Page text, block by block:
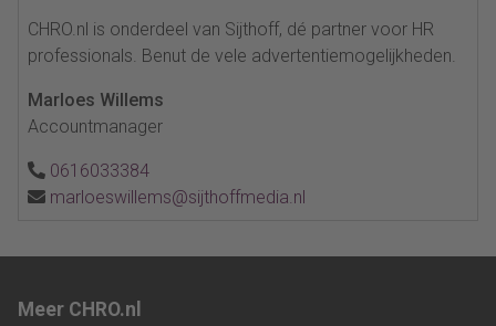
CHRO.nl is onderdeel van Sijthoff, dé partner voor HR
professionals. Benut de vele advertentiemogelijkheden.
Marloes Willems
Accountmanager
0616033384
marloeswillems@sijthoffmedia.nl
Meer CHRO.nl